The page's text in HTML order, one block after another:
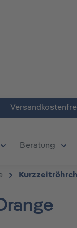
das
Öffne oder
Beratung